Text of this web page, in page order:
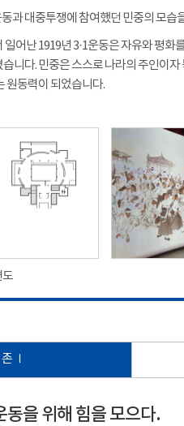
동과 대중투쟁에 참여했던 민중의 모
어난 1919년 3·1운동은 자유와 평화
니다. 민중은 스스로 나라의 주인이
원동력이 되었습니다.
존 Ⅰ
동을 위해 힘을 모으다.